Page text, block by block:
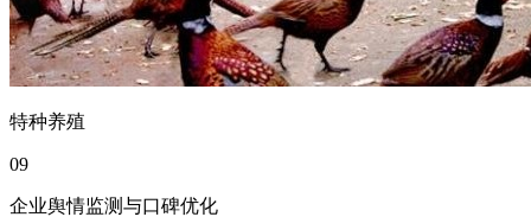
特种养殖
09
企业舆情监测与口碑优化